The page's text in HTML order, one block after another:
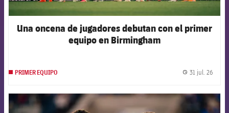
Una oncena de jugadores debutan con el primer
equipo en Birmingham
PRIMER EQUIPO 31 jul. 26
FCB Barcelona badge